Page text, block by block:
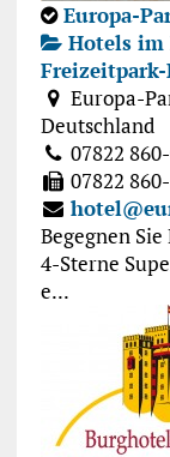
Europa-
Hotels im
Europa-
Deutschland
07822
07822
Begegnen
4-Sterne
e...